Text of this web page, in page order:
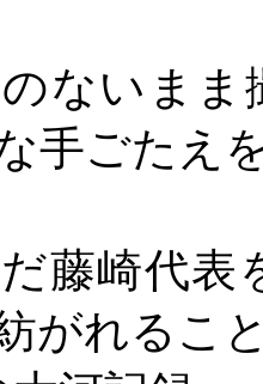
ないま
手ごたえ
藤崎代表
がれるこ